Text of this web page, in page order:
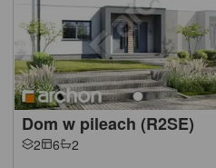
Dom w pileach (R2SE)
2 6
2